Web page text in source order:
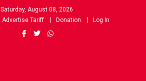
Saturday, August 08, 2026
Advertise Tariff Donation Log In